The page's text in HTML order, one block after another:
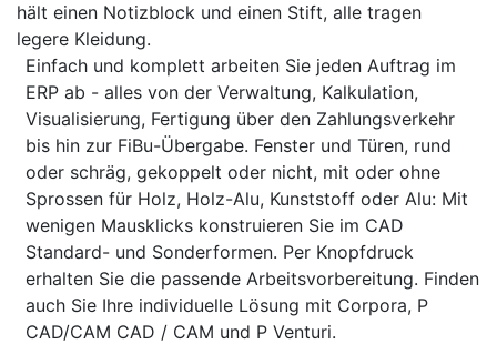
Einfach und komplett arbeiten Sie jeden Auftrag im
ERP ab - alles von der Verwaltung, Kalkulation,
Visualisierung, Fertigung über den Zahlungsverkehr
bis hin zur FiBu-Übergabe. Fenster und Türen, rund
oder schräg, gekoppelt oder nicht, mit oder ohne
Sprossen für Holz, Holz-Alu, Kunststoff oder Alu: Mit
wenigen Mausklicks konstruieren Sie im CAD
Standard- und Sonderformen. Per Knopfdruck
erhalten Sie die passende Arbeitsvorbereitung. Finden
auch Sie Ihre individuelle Lösung mit Corpora, P
CAD/CAM CAD / CAM und P Venturi.